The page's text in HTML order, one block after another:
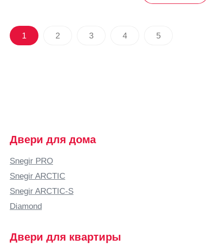
1 2 3 4 5
Двери для дома
Snegir PRO
Snegir ARCTIC
Snegir ARCTIC-S
Diamond
Двери для квартиры